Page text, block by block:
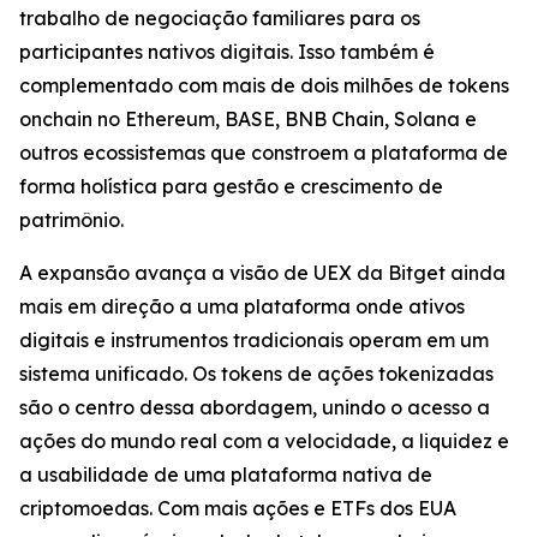
trabalho de negociação familiares para os
participantes nativos digitais. Isso também é
complementado com mais de dois milhões de tokens
onchain no Ethereum, BASE, BNB Chain, Solana e
outros ecossistemas que constroem a plataforma de
forma holística para gestão e crescimento de
patrimônio.
A expansão avança a visão de UEX da Bitget ainda
mais em direção a uma plataforma onde ativos
digitais e instrumentos tradicionais operam em um
sistema unificado. Os tokens de ações tokenizadas
são o centro dessa abordagem, unindo o acesso a
ações do mundo real com a velocidade, a liquidez e
a usabilidade de uma plataforma nativa de
criptomoedas. Com mais ações e ETFs dos EUA